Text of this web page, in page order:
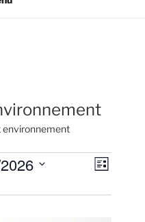
environnement
NN
v
L
s